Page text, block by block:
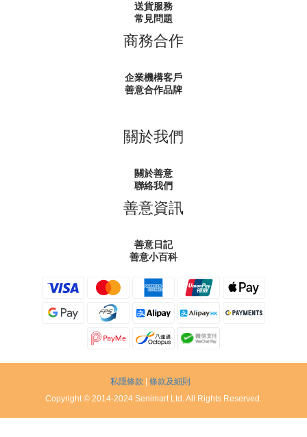
送貨服務
常見問題
商務合作
企業機構客戶
善意合作品牌
關於我們
關於善意
聯絡我們
善意資訊
善意日記
善意小百科
私隱條款
條款及細則
Copyright © 2014-2024 Senimart Ltd. All Rights Reserved.